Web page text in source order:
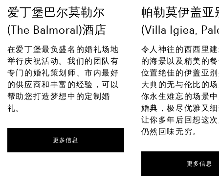
爱丁堡巴尔莫勒尔
(The Balmoral)酒店
在爱丁堡最负盛名的婚礼场地
举行庆祝活动。我们的团队有
专门的婚礼策划师、市内最好
的供应商和丰富的经验，可以
帮助您打造梦想中的定制婚
礼。
更多信息
帕勒莫伊盖亚
(Villa Igiea,
令人神往的西西里
的海景以及精美的
位置绝佳的伊盖亚
大典的无与伦比的
你永生难忘的场景
婚典，极尽优雅又
让你多年后回想这
仍然回味无穷。
更多信息